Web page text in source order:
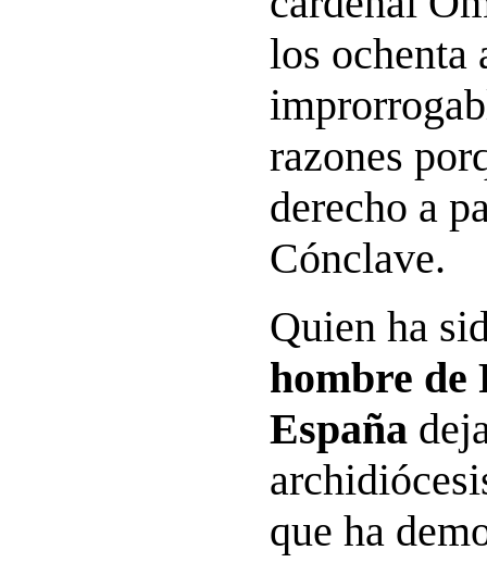
los ochenta
razones
derecho a
Cónclave.
Quien ha
hombre de
España
que ha